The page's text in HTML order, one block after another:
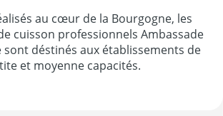
au cœur de la Bourgogne, les
cuisson professionnels Ambassade
sont déstinés aux établissements de
et moyenne capacités.